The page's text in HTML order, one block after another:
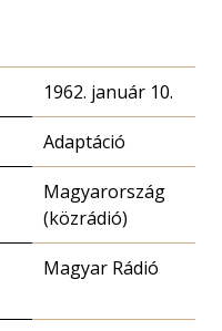
1962. január 10.
Adaptáció
Magyarország
(közrádió)
Magyar Rádió